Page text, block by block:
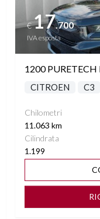
€17.700
IVA esposta
1200
CITROEN C3
Chilometri
11.063 km
Cilindrata
1.199